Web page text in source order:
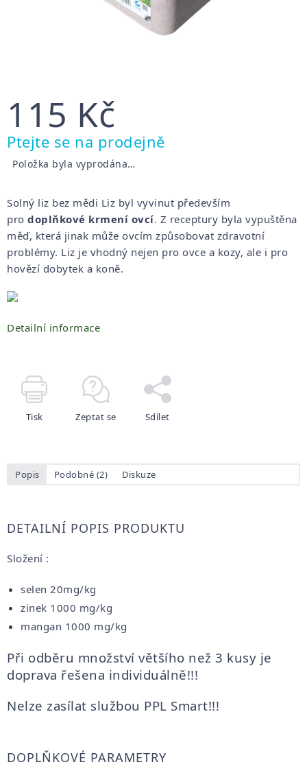
115 Kč
Měrná
cena:
Ptejte se na prodejně
Položka byla vyprodána…
Solný liz bez mědi Liz byl vyvinut především
pro doplňkové krmení ovcí. Z receptury byla vypuštěna
měď, která jinak může ovcím způsobovat zdravotní
problémy. Liz je vhodný nejen pro ovce a kozy, ale i pro
hovězí dobytek a koně.
Detailní informace
Tisk Zeptat se Sdílet
Popis Podobné (2) Diskuze
DETAILNÍ POPIS PRODUKTU
Složení :
selen 20mg/kg
zinek 1000 mg/kg
mangan 1000 mg/kg
Při odběru množství většího než 3 kusy je
doprava řešena individuálně!!!
Nelze zasílat službou PPL Smart!!!
DOPLŇKOVÉ PARAMETRY